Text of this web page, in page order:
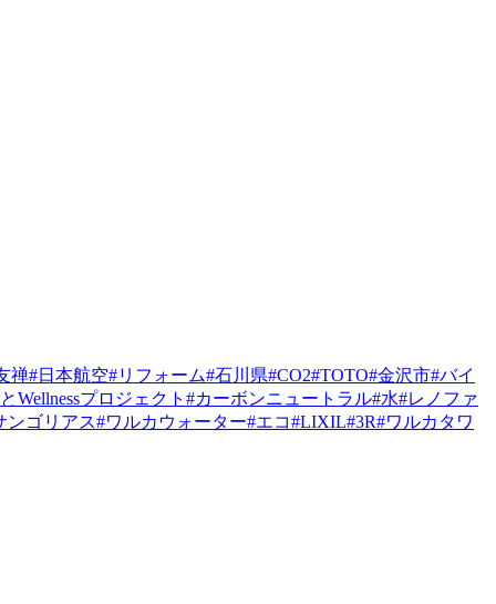
禅#日本航空#リフォーム#石川県#CO2#TOTO#金沢市#バイ
Wellnessプロジェクト #カーボンニュートラル#水#レノファ
ンゴリアス#ワルカウォーター#エコ#LIXIL#3R#ワルカタワ